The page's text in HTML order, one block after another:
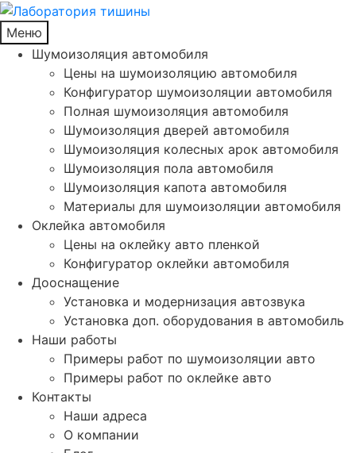
Меню
Шумоизоляция автомобиля
Цены на шумоизоляцию автомобиля
Конфигуратор шумоизоляции автомобиля
Полная шумоизоляция автомобиля
Шумоизоляция дверей автомобиля
Шумоизоляция колесных арок автомобиля
Шумоизоляция пола автомобиля
Шумоизоляция капота автомобиля
Материалы для шумоизоляции автомобиля
Оклейка автомобиля
Цены на оклейку авто пленкой
Конфигуратор оклейки автомобиля
Дооснащение
Установка и модернизация автозвука
Установка доп. оборудования в автомобиль
Наши работы
Примеры работ по шумоизоляции авто
Примеры работ по оклейке авто
Контакты
Наши адреса
О компании